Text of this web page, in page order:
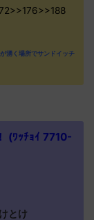
湧く場所でサンドイッチ
(ﾜｯﾁｮｲ 7710-
とけ